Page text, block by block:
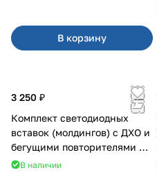
В корзину
3 250 ₽
Комплект светодиодных
вставок (молдингов) с ДХО и
бегущими повторителями на
Веста
В наличии